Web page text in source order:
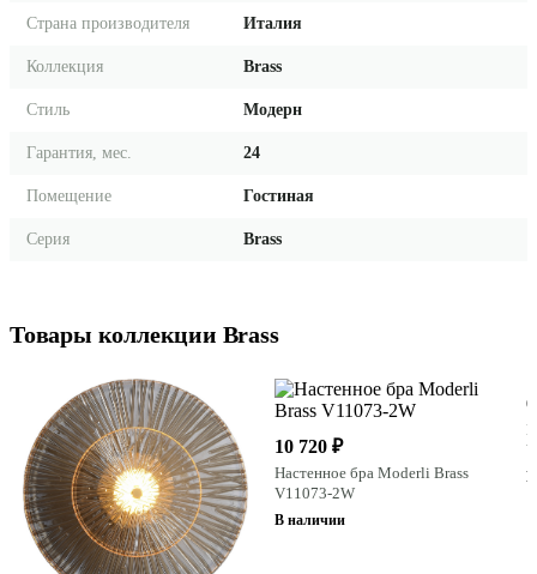
Страна производителя Италия
Коллекция Brass
Стиль Модерн
Гарантия, мес. 24
Помещение Гостиная
Серия Brass
Товары коллекции Brass
10 720 ₽
Настенное бра Moderli Brass
V11073-2W
В наличии
В